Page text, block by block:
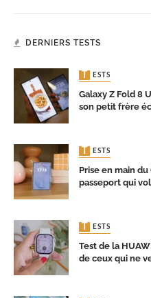
DERNIERS TESTS
TESTS
Galaxy Z Fold 8
son petit frère
TESTS
Prise en main
passeport qui
TESTS
Test de la
de ceux qui ne